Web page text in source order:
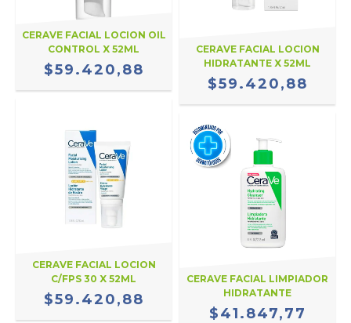
CERAVE FACIAL LOCION OIL
CONTROL X 52ML
$59.420,88
CERAVE FACIAL LOCION
HIDRATANTE X 52ML
$59.420,88
CERAVE FACIAL LOCION
C/FPS 30 X 52ML
$59.420,88
CERAVE FACIAL LIMPIADOR
HIDRATANTE
$41.847,77